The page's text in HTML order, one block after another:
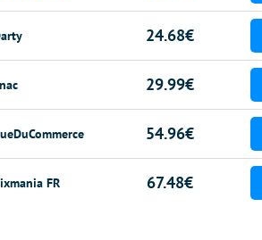
24.68€
29.99€
54.96€
FR 67.48€